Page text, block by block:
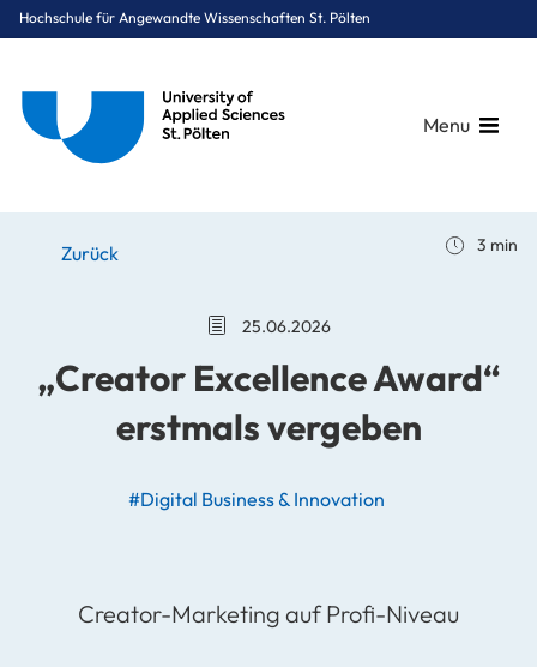
Hochschule für Angewandte Wissenschaften St. Pölten
Menu
Excellence Award“ erstmals vergeben
Zurück 3 min
„Creator Excellence Award“
erstmals vergeben
#Digital Business & Innovation
25.06.2026
Creator-Marketing auf Profi-Niveau